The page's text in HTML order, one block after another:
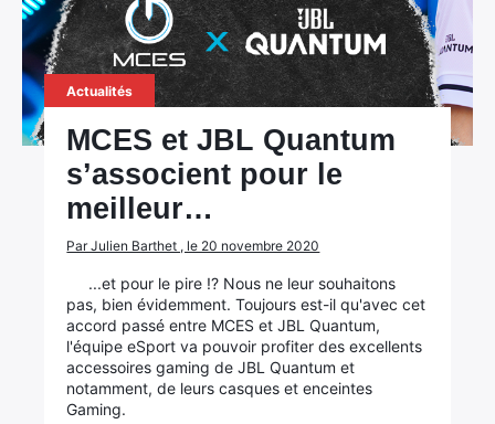
Actualités
MCES et JBL Quantum
s’associent pour le
meilleur…
Par Julien Barthet , le 20 novembre 2020
...et pour le pire !? Nous ne leur souhaitons
pas, bien évidemment. Toujours est-il qu'avec cet
accord passé entre MCES et JBL Quantum,
l'équipe eSport va pouvoir profiter des excellents
accessoires gaming de JBL Quantum et
notamment, de leurs casques et enceintes
Gaming.
Rechercher
: